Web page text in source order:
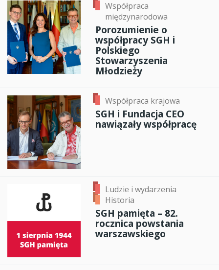
Współpraca
międzynarodowa
Porozumienie o
współpracy SGH i
Polskiego
Stowarzyszenia
Młodzieży
Współpraca krajowa
SGH i Fundacja CEO
nawiązały współpracę
Ludzie i wydarzenia
Historia
SGH pamięta – 82.
rocznica powstania
warszawskiego